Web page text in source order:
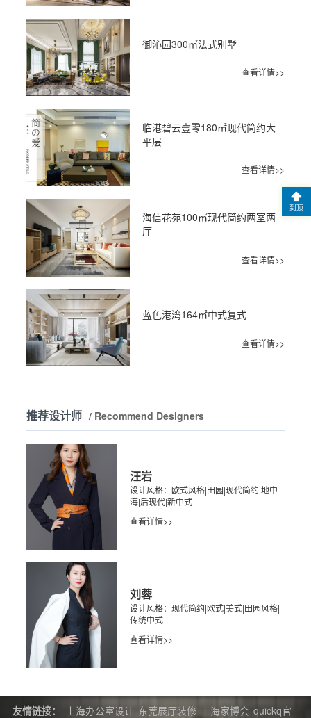
御沁园300㎡法式别墅
查看详情>>
临港碧云壹零180㎡现代简约大
平层
查看详情>>
海信花苑100㎡现代简约两室两
厅
查看详情>>
蓝色港湾164㎡中式复式
查看详情>>
推荐设计师 / Recommend Designers
汪岩
设计风格：欧式风格|田园|现代简约|地中
海|后现代|新中式
查看详情>>
刘蓉
设计风格：现代简约|欧式|美式|田园风格|
传统中式
查看详情>>
友情链接： 上海办公室设计 东莞展厅装修 上海家博会 quickq官
到顶